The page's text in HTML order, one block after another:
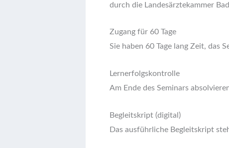
durch die Landesärztekammer
Zugang für 60 Tage
Sie haben 60 Tage lang Zeit, das
Lernerfolgskontrolle
Am Ende des Seminars
Begleitskript (digital)
Das ausführliche Begleitskript